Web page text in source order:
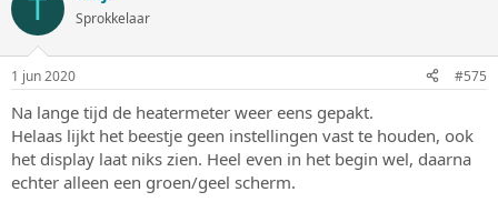
T Sprokkelaar
1 jun 2020 #575
Na lange tijd de heatermeter weer eens gepakt.
Helaas lijkt het beestje geen instellingen vast te houden, ook
het display laat niks zien. Heel even in het begin wel, daarna
echter alleen een groen/geel scherm.